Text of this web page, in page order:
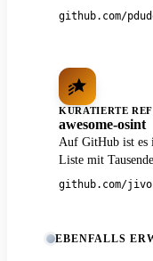
github.com/
KURATIERTE
awesome-osint
Auf GitHub ist es
Liste mit
EBENFALLS